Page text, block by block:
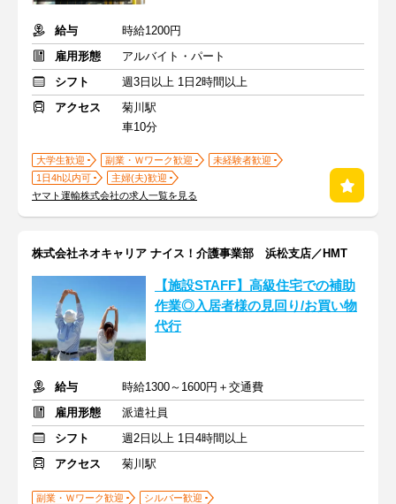
給与
時給1200円
雇用形態
アルバイト・パート
シフト
週3日以上 1日2時間以上
アクセス
菊川駅
車10分
大学生歓迎 副業・Ｗワーク歓迎
未経験者歓迎
1日4h以内可
主婦(夫)歓迎
ヤマト運輸株式会社の求人一覧を見る
株式会社ネオキャリア ナイス！介護事業部 浜松支店／HMT
【施設STAFF】高級住宅での補助
作業◎入居者様の見回り/お買い物
代行
給与
時給1300～1600円＋交通費
雇用形態
派遣社員
シフト
週2日以上 1日4時間以上
アクセス
菊川駅
副業・Ｗワーク歓迎
シルバー歓迎